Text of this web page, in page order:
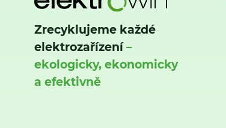
Zrecyklujeme každé
elektrozařízení–
ekologicky, ekonomicky
a efektivně